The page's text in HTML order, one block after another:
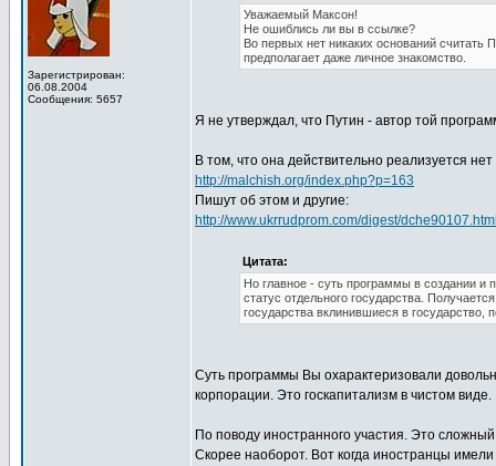
Зарегистрирован:
06.08.2004
Сообщения: 5657
Уважаемый Максон!
Не ошиблись ли вы в ссылке?
Во первых нет никаких оснований считать
предполагает даже личное знакомство.
Я не утверждал, что Путин - автор той
В том, что она действительно реализуется
http://malchish.org/index.php?p=163
Пишут об этом и другие:
http://www.ukrrudprom.com/digest/
Цитата:
Но главное - суть программы в создании и
статус отдельного государства.
государства вклинившиеся в государство,
Суть программы Вы охарактеризовали
корпорации. Это госкапитализм в чистом
По поводу иностранного участия. Это
Скорее наоборот. Вот когда иностранцы